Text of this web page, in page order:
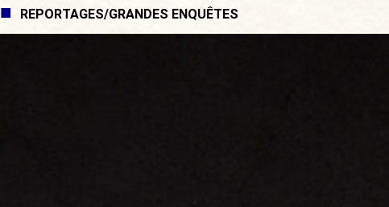
REPORTAGES/GRANDES ENQUÊTES